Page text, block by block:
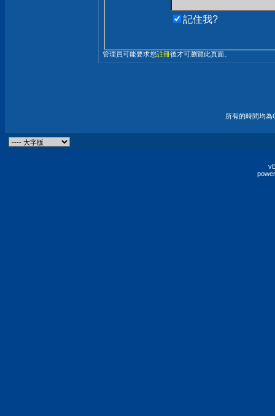
記住我?
管理員可能要求您註冊後才可瀏覽此頁面。
所有的時間均為